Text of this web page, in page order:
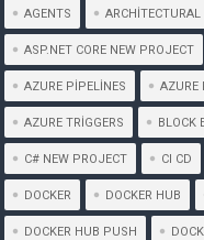
AGENTS ARCHITECTURAL
ASP.NET CORE NEW PROJECT
AZURE PIPELINES AZURE
AZURE TRIGGERS BLOCK
C# NEW PROJECT CI CD
DOCKER DOCKER HUB
DOCKER HUB PUSH